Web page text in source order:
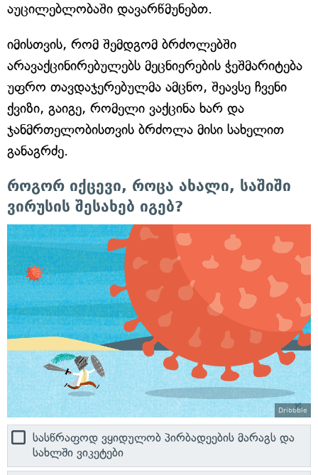
აუცილებლობაში დავარწმუნებთ.
იმისთვის, რომ შემდგომ ბრძოლებში
არავაქცინირებულებს მეცნიერების ჭეშმარიტება
უფრო თავდაჯერებულმა ამცნო, შეავსე ჩვენი
ქვიზი, გაიგე, რომელი ვაქცინა ხარ და
ჯანმრთელობისთვის ბრძოლა მისი სახელით
განაგრძე.
როგორ იქცევი, როცა ახალი, საშიში
ვირუსის შესახებ იგებ?
Dribbble
სასწრაფოდ ვყიდულობ პირბადეების მარაგს და
სახლში ვიკეტები